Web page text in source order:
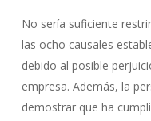
No sería suficiente
las ocho causales
debido al posible
empresa. Además, la
demostrar que ha